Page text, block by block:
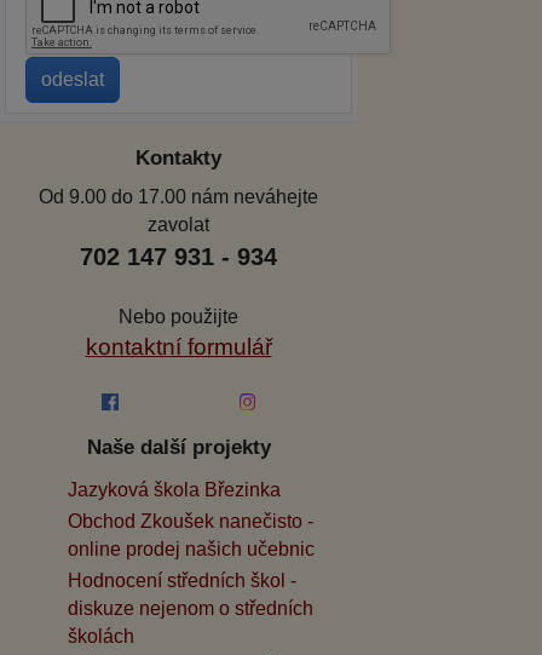
Kontakty
Od 9.00 do 17.00 nám neváhejte
zavolat
702 147 931 - 934
Nebo použijte
kontaktní formulář
Naše další projekty
Jazyková škola Březinka
Obchod Zkoušek nanečisto -
online prodej našich učebnic
Hodnocení středních škol -
diskuze nejenom o středních
školách